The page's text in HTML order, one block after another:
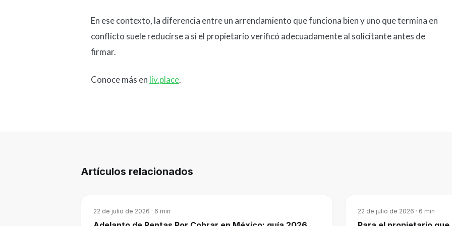
En ese contexto, la diferencia entre un arrendamiento que funciona bien y uno que termina en
conflicto suele reducirse a si el propietario verificó adecuadamente al solicitante antes de
firmar.
Conoce más en liv.place.
Artículos relacionados
22 de julio de 2026 · 6 min 22 de julio de 2026 · 6 min